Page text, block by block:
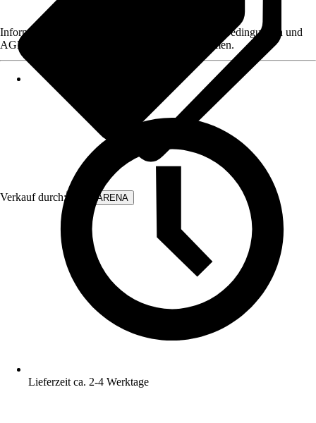
Verkauf durch: WALLARENA
Informationen des Verkäufers, wie z. B. Rückgabebedingungen und
AGB, finden Sie bei Klick auf den Verkäufernamen.
Lieferzeit ca. 2-4 Werktage